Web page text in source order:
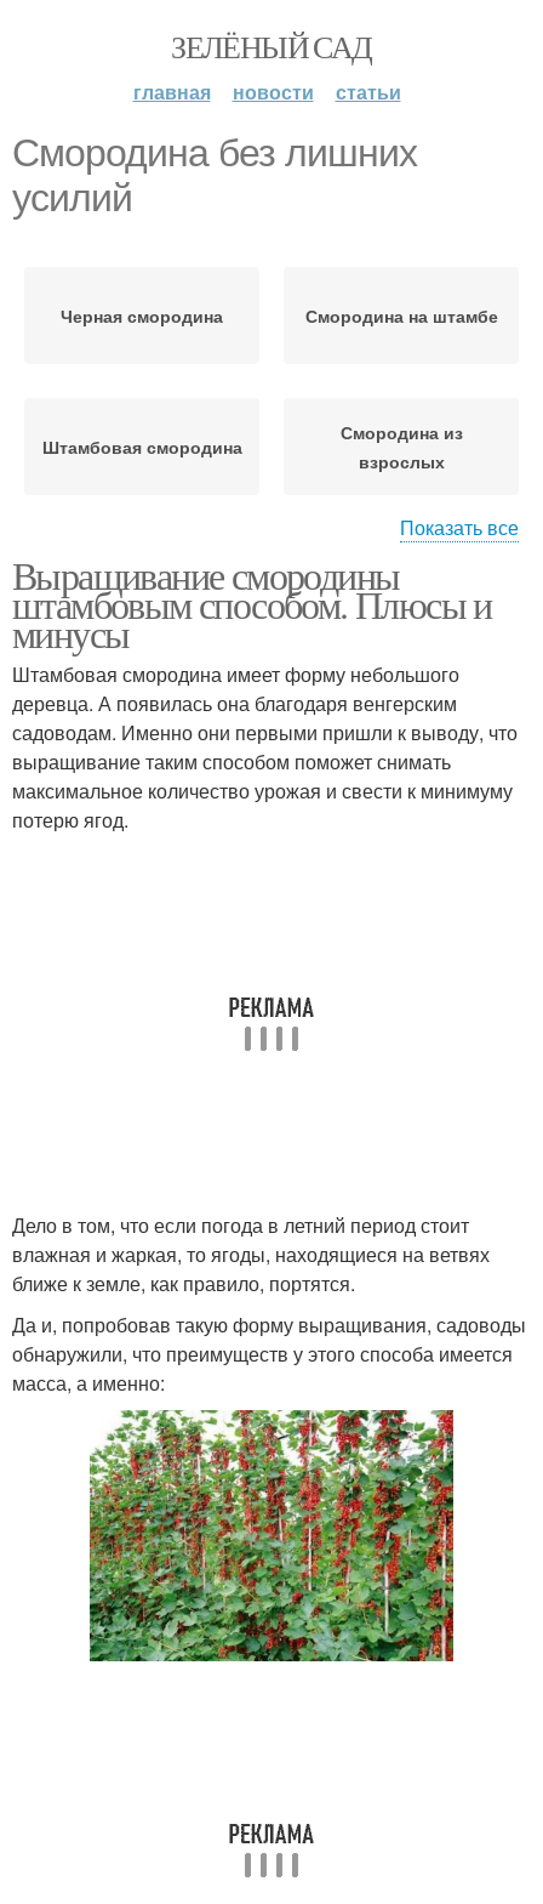
ЗЕЛЁНЫЙ САД
главная новости статьи
Смородина без лишних
усилий
Черная смородина Смородина на штамбе
Штамбовая смородина
Смородина из
взрослых
смородиной
смородина
Смородины для
штамбовой формы
Смородины на штамб
Показать все
Выращивание смородины
штамбовым способом. Плюсы и
минусы
Штамбовая смородина имеет форму небольшого
деревца. А появилась она благодаря венгерским
садоводам. Именно они первыми пришли к выводу, что
выращивание таким способом поможет снимать
максимальное количество урожая и свести к минимуму
потерю ягод.
Дело в том, что если погода в летний период стоит
влажная и жаркая, то ягоды, находящиеся на ветвях
ближе к земле, как правило, портятся.
Да и, попробовав такую форму выращивания, садоводы
обнаружили, что преимуществ у этого способа имеется
масса, а именно: